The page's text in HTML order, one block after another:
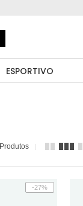
ESPORTIVO
Produtos
-27%